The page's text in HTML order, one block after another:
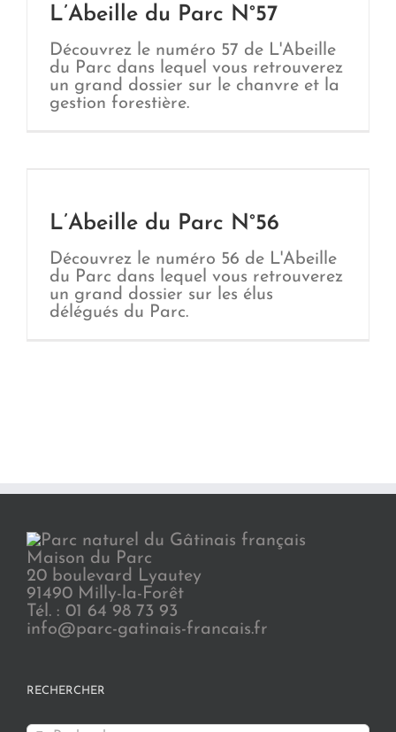
L’Abeille du Parc N°57
Découvrez le numéro 57 de L'Abeille
du Parc dans lequel vous retrouverez
un grand dossier sur le chanvre et la
gestion forestière.
L’Abeille du Parc N°56
Découvrez le numéro 56 de L'Abeille
du Parc dans lequel vous retrouverez
un grand dossier sur les élus
délégués du Parc.
Maison du Parc
20 boulevard Lyautey
91490 Milly-la-Forêt
Tél. : 01 64 98 73 93
info@parc-gatinais-francais.fr
RECHERCHER